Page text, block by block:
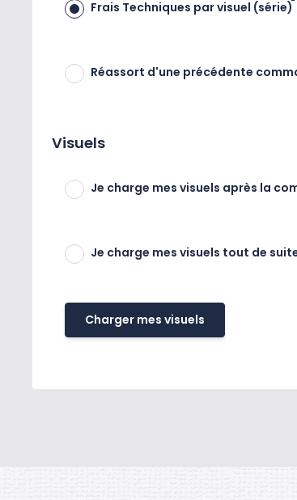
Frais Techniques par visuel (série)
Réassort d'une précédente
Visuels
Je charge mes visuels après la
Je charge mes visuels tout de
Charger mes visuels